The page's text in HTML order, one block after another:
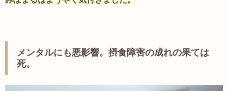
メンタルにも悪影響。摂食障害の成れの果ては
死。